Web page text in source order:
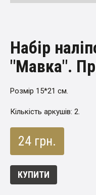
Набір
"Мавка".
Розмір 15*21 см.
Кількість аркушів: 2.
24 грн.
КУПИТИ